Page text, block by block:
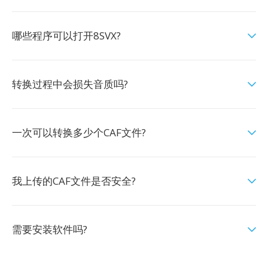
哪些程序可以打开8SVX?
转换过程中会损失音质吗?
一次可以转换多少个CAF文件?
我上传的CAF文件是否安全?
需要安装软件吗?